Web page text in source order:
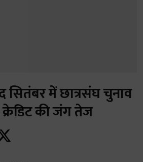
सितंबर में छात्रसंघ चुनाव
की जंग तेज